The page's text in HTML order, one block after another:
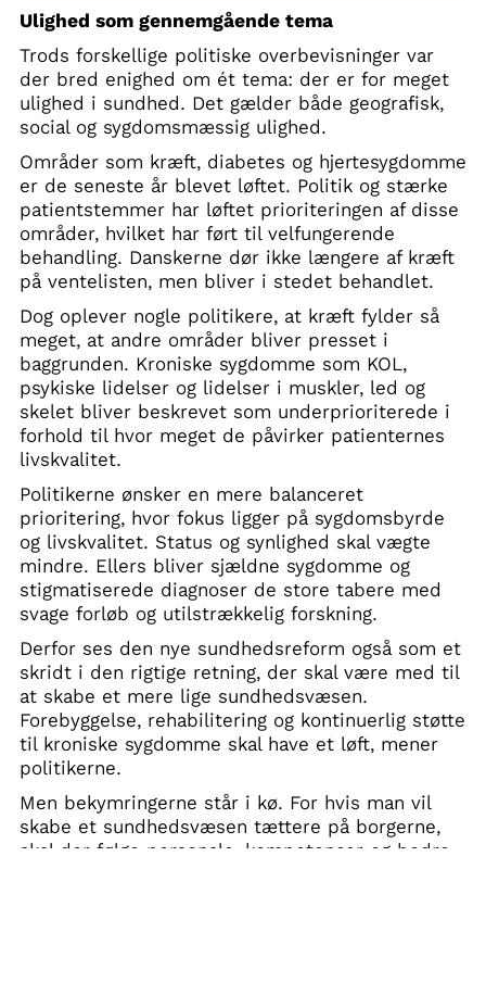
Ulighed som gennemgående tema
Trods forskellige politiske overbevisninger var
der bred enighed om ét tema: der er for meget
ulighed i sundhed. Det gælder både geografisk,
social og sygdomsmæssig ulighed.
Områder som kræft, diabetes og hjertesygdomme
er de seneste år blevet løftet. Politik og stærke
patientstemmer har løftet prioriteringen af disse
områder, hvilket har ført til velfungerende
behandling. Danskerne dør ikke længere af kræft
på ventelisten, men bliver i stedet behandlet.
Dog oplever nogle politikere, at kræft fylder så
meget, at andre områder bliver presset i
baggrunden. Kroniske sygdomme som KOL,
psykiske lidelser og lidelser i muskler, led og
skelet bliver beskrevet som underprioriterede i
forhold til hvor meget de påvirker patienternes
livskvalitet.
Politikerne ønsker en mere balanceret
prioritering, hvor fokus ligger på sygdomsbyrde
og livskvalitet. Status og synlighed skal vægte
mindre. Ellers bliver sjældne sygdomme og
stigmatiserede diagnoser de store tabere med
svage forløb og utilstrækkelig forskning.
Derfor ses den nye sundhedsreform også som et
skridt i den rigtige retning, der skal være med til
at skabe et mere lige sundhedsvæsen.
Forebyggelse, rehabilitering og kontinuerlig støtte
til kroniske sygdomme skal have et løft, mener
politikerne.
Men bekymringerne står i kø. For hvis man vil
skabe et sundhedsvæsen tættere på borgerne,
skal der følge personale, kompetencer og bedre